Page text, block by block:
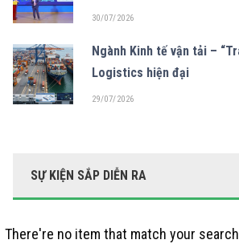
30/07/2026
Ngành Kinh tế vận tải –
Logistics hiện đại
29/07/2026
SỰ KIỆN SẮP DIỄN RA
There're no item that match your